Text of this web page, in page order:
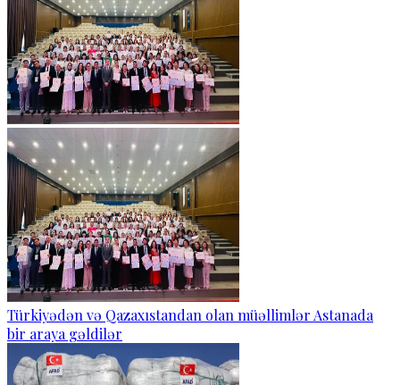
Türkiyədən və Qazaxıstandan olan müəllimlər Astanada
bir araya gəldilər